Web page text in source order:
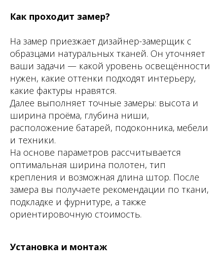
Как проходит замер?
На замер приезжает дизайнер-замерщик с
образцами натуральных тканей. Он уточняет
ваши задачи — какой уровень освещённости
нужен, какие оттенки подходят интерьеру,
какие фактуры нравятся.
Далее выполняет точные замеры: высота и
ширина проёма, глубина ниши,
расположение батарей, подоконника, мебели
и техники.
На основе параметров рассчитывается
оптимальная ширина полотен, тип
крепления и возможная длина штор. После
замера вы получаете рекомендации по ткани,
подкладке и фурнитуре, а также
ориентировочную стоимость.
Установка и монтаж